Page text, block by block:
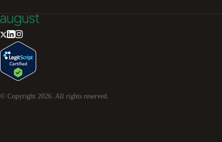
© Copyright 2026. All rights reserved.